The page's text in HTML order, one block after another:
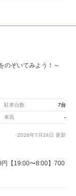
のぞいてみよう！～
駐車台数 7台
車高 -
2026年7月24日 更新
【19:00〜8:00】700